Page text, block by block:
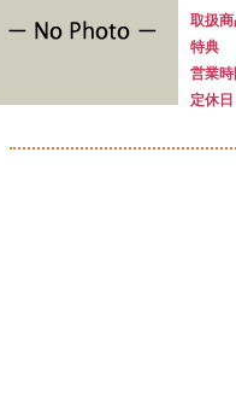
取扱
特典
営業
定休日